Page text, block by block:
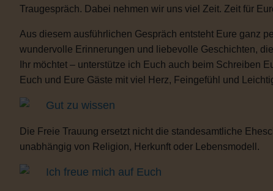
Traugespräch. Dabei nehmen wir uns viel Zeit. Zeit für
Aus diesem ausführlichen Gespräch entsteht Eure ganz
wundervolle Erinnerungen und liebevolle Geschichten,
Ihr möchtet – unterstütze ich Euch auch beim Schreiben
Euch und Eure Gäste mit viel Herz, Feingefühl und
Gut zu wissen
Die Freie Trauung ersetzt nicht die standesamtliche
unabhängig von Religion, Herkunft oder Lebensmodell.
Ich freue mich auf Euch